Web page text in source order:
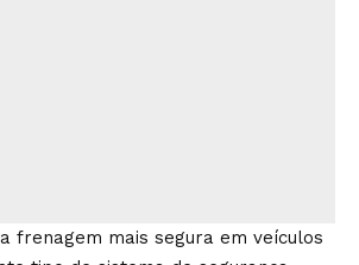
frenagem mais segura em veículos